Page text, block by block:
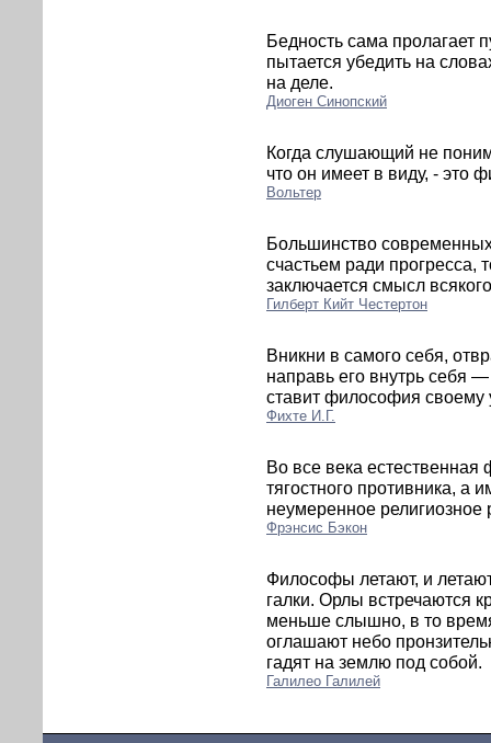
Бедность сама пролагает
пытается убедить на
на деле.
Диоген Синопский
Когда слушающий не
что он имеет в виду, - это
Вольтер
Большинство
счастьем ради прогресса,
заключается смысл
Гилберт Кийт Честертон
Вникни в самого себя,
направь его внутрь себя
ставит философия своему
Фихте И.Г.
Во все века естественная
тягостного противника, а
неумеренное религиозное
Фрэнсис Бэкон
Философы летают, и
галки. Орлы встречаются
меньше слышно, в то
оглашают небо
гадят на землю под собой.
Галилео Галилей